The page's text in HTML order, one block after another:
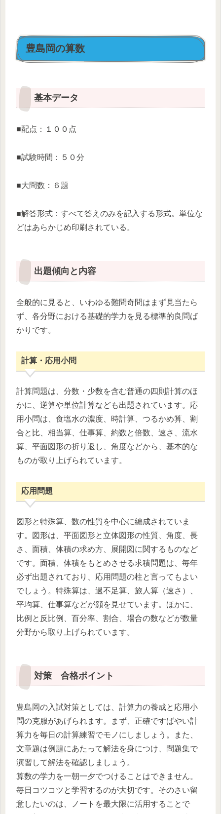
豊島岡の算数
基本データ
■配点：１００点
■試験時間：５０分
■大問数：６題
■解答形式：すべて答えのみを記入する形式。単位な
どはあらかじめ印刷されている。
出題傾向と内容
全般的に見ると、いわゆる難問奇問はまず見当たら
ず、各分野における基礎的学力を見る標準的良問ば
かりです。
計算・応用小問
計算問題は、分数・少数を含む普通の四則計算のほ
かに、逆算や単位計算なども出題されています。応
用小問は、食塩水の濃度、時計算、つるかめ算、割
合と比、相当算、仕事算、約数と倍数、速さ、流水
算、平面図形の折り返し、角度などから、基本的な
ものが取り上げられています。
応用問題
図形と特殊算、数の性質を中心に編成されていま
す。図形は、平面図形と立体図形の性質、角度、長
さ、面積、体積の求め方、展開図に関するものなど
です。面積、体積をもとめさせる求積問題は、毎年
必ず出題されており、応用問題の柱と言ってもよい
でしょう。特殊算は、過不足算、旅人算（速さ）、
平均算、仕事算などが顔を見せています。ほかに、
比例と反比例、百分率、割合、場合の数などが数量
分野から取り上げられています。
対策 合格ポイント
豊島岡の入試対策としては、計算力の養成と応用小
問の克服があげられます。まず、正確ですばやい計
算力を毎日の計算練習でモノにしましょう。また、
文章題は例題にあたって解法を身につけ、問題集で
演習して解法を確認しましょう。
算数の学力を一朝一夕でつけることはできません。
毎日コツコツと学習するのが大切です。そのさい留
意したいのは、ノートを最大限に活用することで